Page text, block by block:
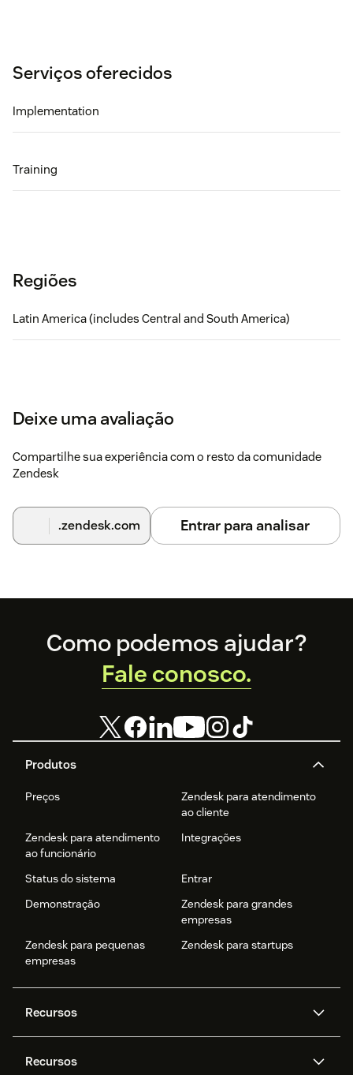
Serviços oferecidos
Implementation
Training
Regiões
Latin America (includes Central and South America)
Deixe uma avaliação
Compartilhe sua experiência com o resto da comunidade
Zendesk
.zendesk.com Entrar para analisar
Footer
Produtos
Preços
Zendesk para atendimento
ao cliente
Zendesk para atendimento
ao funcionário
Integrações
Status do sistema
Entrar
Demonstração
Zendesk para grandes
empresas
Zendesk para pequenas
empresas
Zendesk para startups
Recursos
Zendesk AI
Mensagens e chat em tempo
Recursos
Como podemos ajudar?
Fale conosco.